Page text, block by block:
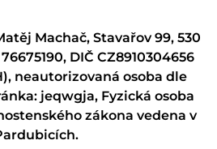
Machač, Stavařov 99, 530
DIČ CZ8910304656
neautorizovaná osoba dle
jeqwgja, Fyzická osoba
zákona vedena v